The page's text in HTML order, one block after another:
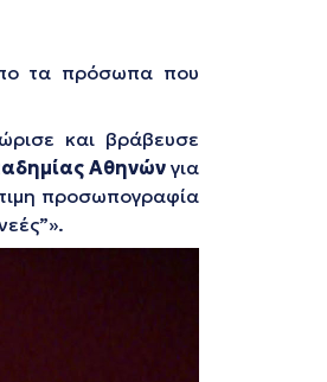
τα πρόσωπα που
και βράβευσε
Αθηνώνγια
προσωπογραφία
».